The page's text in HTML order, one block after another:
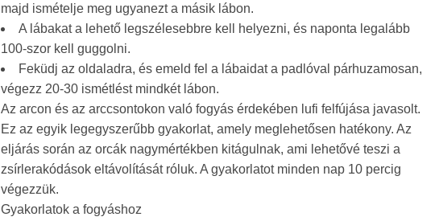
majd ismételje meg ugyanezt a másik lábon.
A lábakat a lehető legszélesebbre kell helyezni, és naponta legalább
100-szor kell guggolni.
Feküdj az oldaladra, és emeld fel a lábaidat a padlóval párhuzamosan,
végezz 20-30 ismétlést mindkét lábon.
Az arcon és az arccsontokon való fogyás érdekében lufi felfújása javasolt.
Ez az egyik legegyszerűbb gyakorlat, amely meglehetősen hatékony. Az
eljárás során az orcák nagymértékben kitágulnak, ami lehetővé teszi a
zsírlerakódások eltávolítását róluk. A gyakorlatot minden nap 10 percig
végezzük.
Gyakorlatok a fogyáshoz